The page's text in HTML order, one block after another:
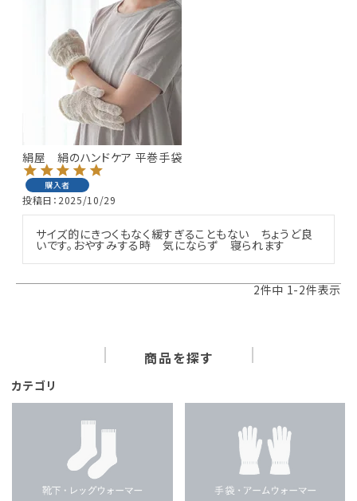
絹屋 絹のハンドケア 平巻手袋
購入者
投稿日 2025/10/29
サイズ的にきつくもなく緩すぎることもない　ちょうど良
いです。おやすみする時　気にならず　寝られます
2件中 1-2件表示
商品を探す
カテゴリ